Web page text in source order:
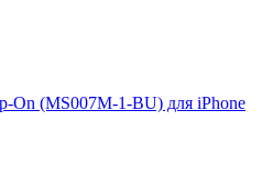
On (MS007M-1-BU) для iPhone